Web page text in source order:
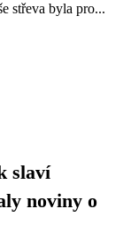
střeva byla pro...
slaví
noviny o